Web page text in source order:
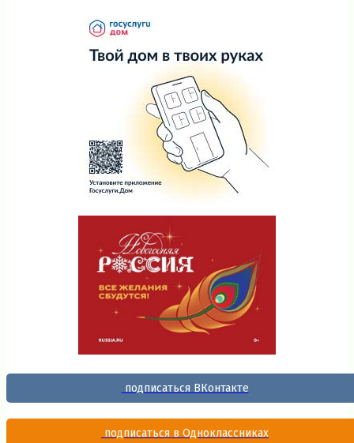
подписаться ВКонтакте
подписаться в Одноклассниках